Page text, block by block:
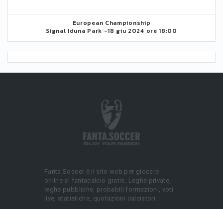
European Championship
Signal Iduna Park -18 giu 2024 ore 18:00
Fanta.Soccer è il sito web per giocare
online al fantacalcio gratis. Leghe private,
leghe pubbliche, probabili formazioni, voti
live, statistiche, quotazioni calciatori.